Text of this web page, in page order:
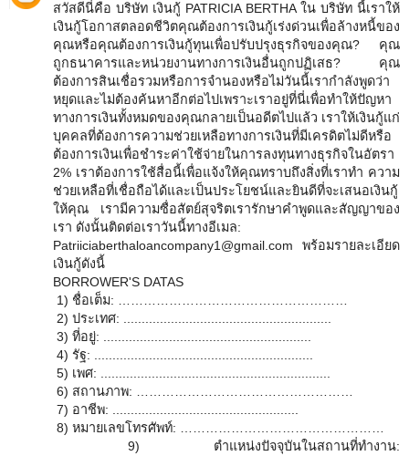
สวัสดีนี่คือ บริษัท เงินกู้ PATRICIA BERTHA ใน บริษัท นี้เราให้
เงินกู้โอกาสตลอดชีวิตคุณต้องการเงินกู้เร่งด่วนเพื่อล้างหนี้ของ
คุณหรือคุณต้องการเงินกู้ทุนเพื่อปรับปรุงธุรกิจของคุณ? คุณ
ถูกธนาคารและหน่วยงานทางการเงินอื่นถูกปฏิเสธ? คุณ
ต้องการสินเชื่อรวมหรือการจำนองหรือไม่วันนี้เรากำลังพูดว่า
หยุดและไม่ต้องค้นหาอีกต่อไปเพราะเราอยู่ที่นี่เพื่อทำให้ปัญหา
ทางการเงินทั้งหมดของคุณกลายเป็นอดีตไปแล้ว เราให้เงินกู้แก่
บุคคลที่ต้องการความช่วยเหลือทางการเงินที่มีเครดิตไม่ดีหรือ
ต้องการเงินเพื่อชำระค่าใช้จ่ายในการลงทุนทางธุรกิจในอัตรา
2% เราต้องการใช้สื่อนี้เพื่อแจ้งให้คุณทราบถึงสิ่งที่เราทำ ความ
ช่วยเหลือที่เชื่อถือได้และเป็นประโยชน์และยินดีที่จะเสนอเงินกู้
ให้คุณ เรามีความซื่อสัตย์สุจริตเรารักษาคำพูดและสัญญาของ
เรา ดังนั้นติดต่อเราวันนี้ทางอีเมล:
Patriiciaberthaloancompany1@gmail.com พร้อมรายละเอียด
เงินกู้ดังนี้
BORROWER'S DATAS
1) ชื่อเต็ม: ………………………………………………
2) ประเทศ: .........................................................
3) ที่อยู่: .........................................................
4) รัฐ: ............................................................
5) เพศ: ...............................................................
6) สถานภาพ: ……………………………………………
7) อาชีพ: ...................................................
8) หมายเลขโทรศัพท์: …………………………………………
9) ตำแหน่งปัจจุบันในสถานที่ทำงาน: